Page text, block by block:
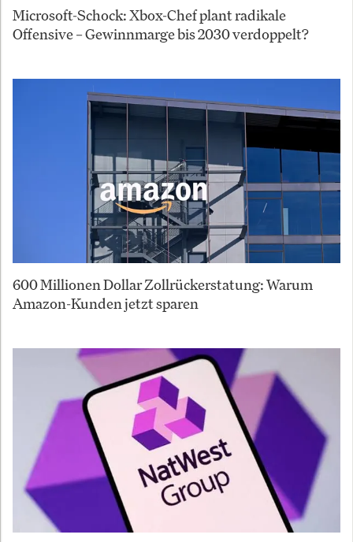
Microsoft-Schock: Xbox-Chef plant radikale
Offensive – Gewinnmarge bis 2030 verdoppelt?
600 Millionen Dollar Zollrückerstatung: Warum
Amazon-Kunden jetzt sparen